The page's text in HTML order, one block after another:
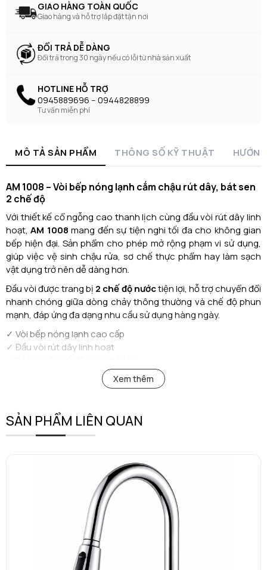
GIAO HÀNG TOÀN QUỐC
Giao hàng và hỗ trợ lắp đặt tận nơi
ĐỔI TRẢ DỄ DÀNG
Đổi trả trong 30 ngày nếu có lỗi từ nhà sản xuất
HOTLINE HỖ TRỢ
0945889696 -- 0944828899
Tư vấn miễn phí
MÔ TẢ SẢN PHẨM THÔNG SỐ KỸ THUẬT
AM 1008 – Vòi bếp nóng lạnh cắm chậu rút dây, bát sen
2 chế độ
Với thiết kế cổ ngỗng cao thanh lịch cùng đầu vòi rút dây linh
hoạt,AM 1008 mang đến sự tiện nghi tối đa cho không gian
bếp hiện đại. Sản phẩm cho phép mở rộng phạm vi sử dụng,
giúp việc vệ sinh chậu rửa, sơ chế thực phẩm hay làm sạch
vật dụng trở nên dễ dàng hơn.
Đầu vòi được trang bị 2 chế độ nướctiện lợi, hỗ trợ chuyển đổi
nhanh chóng giữa dòng chảy thông thường và chế độ phun
mạnh, đáp ứng đa dạng nhu cầu sử dụng hàng ngày.
✓ Vòi bếp nóng lạnh cao cấp
✓ Đầu vòi rút dây linh hoạt
✓ Thiết kế cổ ngỗng hiện đại, sang trọng
✓ Dễ dàng vệ sinh mọi vị trí trong chậu rửa
Sự kết hợp giữa thiết kế tinh tế và công năng vượt trội giúp
1008trở thành lựa chọn lý tưởng cho những căn bếp hiện đại,
Xem thêm
SẢN PHẨM LIÊN QUAN